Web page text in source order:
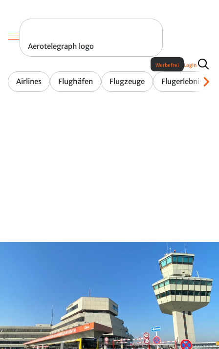
Aerotelegraph logo
Airlines Flughäfen Flugzeuge Flugerlebnis
Werbefrei Login